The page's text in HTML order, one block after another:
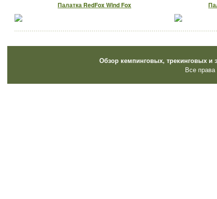
Палатка RedFox Wind Fox
Обзор кемпинговых, трекинговых и
Все